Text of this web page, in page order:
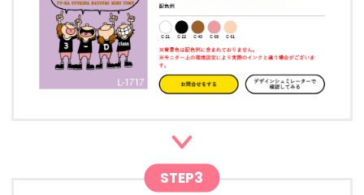
STEP3